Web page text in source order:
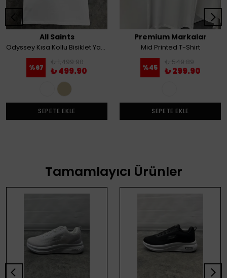
All Saints
Odyssey Kısa Kollu Bisiklet Yaka Tişört
%67
₺ 1,499.90
₺ 499.90
SEPETE EKLE
Premium Markalar
Mid Printed T-Shirt
%45
₺ 549.89
₺ 299.90
SEPETE EKLE
Tamamlayıcı Ürünler